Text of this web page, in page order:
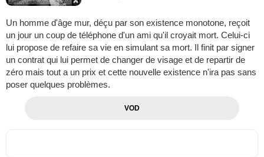
Un homme d'âge mur, déçu par son existence monotone, reçoit
un jour un coup de téléphone d'un ami qu'il croyait mort. Celui-ci
lui propose de refaire sa vie en simulant sa mort. Il finit par signer
un contrat qui lui permet de changer de visage et de repartir de
zéro mais tout a un prix et cette nouvelle existence n'ira pas sans
poser quelques problèmes.
VOD